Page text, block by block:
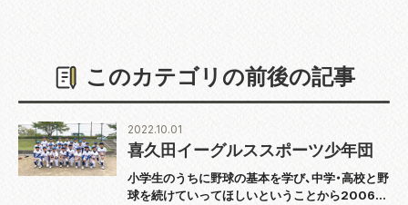
このカテゴリの前後の記事
喜久田イーグルススポーツ少年団
小学生のうちに野球の基本を学び、中学・高校と野
球を続けていってほしいということから2006年
2022.10.01